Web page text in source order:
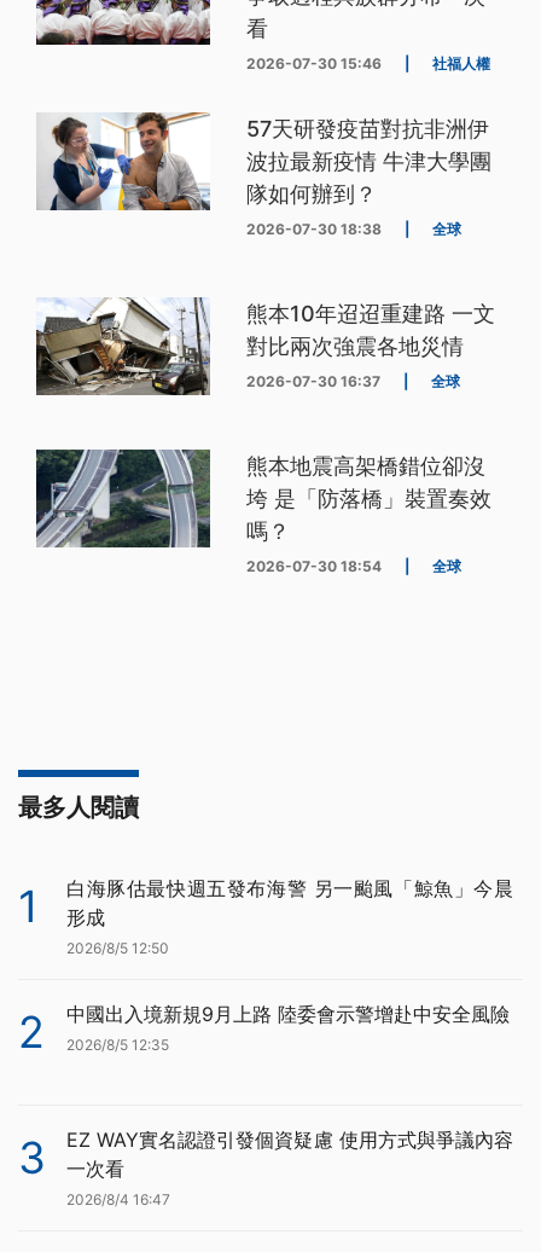
看
2026-07-30 15:46 社福人權
57天研發疫苗對抗非洲伊
波拉最新疫情 牛津大學團
隊如何辦到？
2026-07-30 18:38 全球
熊本10年迢迢重建路 一文
對比兩次強震各地災情
2026-07-30 16:37 全球
熊本地震高架橋錯位卻沒
垮 是「防落橋」裝置奏效
嗎？
2026-07-30 18:54 全球
最多人閱讀
1
白海豚估最快週五發布海警 另一颱風「鯨魚」今晨
形成
2026/8/5 12:50
2 中國出入境新規9月上路 陸委會示警增赴中安全風險
2026/8/5 12:35
3
EZ WAY實名認證引發個資疑慮 使用方式與爭議內容
一次看
2026/8/4 16:47